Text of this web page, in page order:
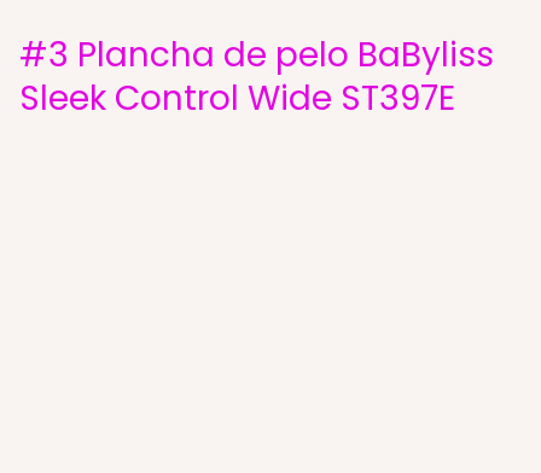
#3 Plancha de pelo BaByliss
Sleek Control Wide ST397E